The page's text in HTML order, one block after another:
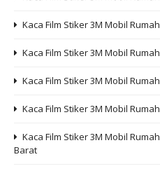
Kaca Film Stiker 3M Mobil
Kaca Film Stiker 3M Mobil
Kaca Film Stiker 3M Mobil
Kaca Film Stiker 3M Mobil
Kaca Film Stiker 3M Mobil
Barat